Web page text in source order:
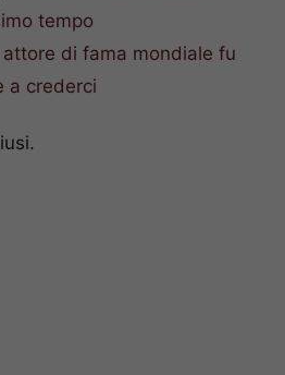
tempo
di fama mondiale fu
a crederci